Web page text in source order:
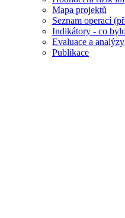
Mapa projektů
Seznam operací
Indikátory - co
Evaluace a
Publikace